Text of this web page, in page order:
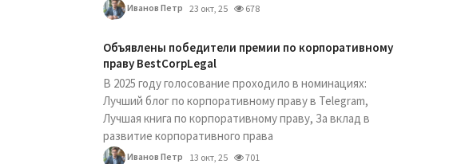
Иванов Петр 23 окт, 25 678
Объявлены победители премии по корпоративному
праву BestCorpLegal
В 2025 году голосование проходило в номинациях:
Лучший блог по корпоративному праву в Telegram,
Лучшая книга по корпоративному праву, За вклад в
развитие корпоративного права
Иванов Петр 13 окт, 25 701